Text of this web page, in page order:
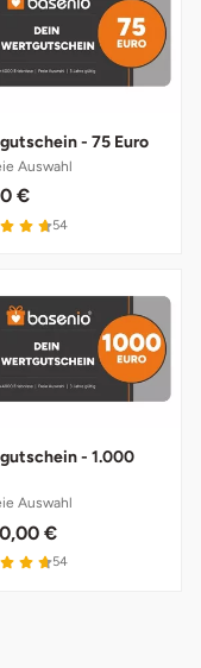
- 75 Euro
Auswahl
€
4.7 von 5
54
- 1.000
Auswahl
€
4.7 von 5
54